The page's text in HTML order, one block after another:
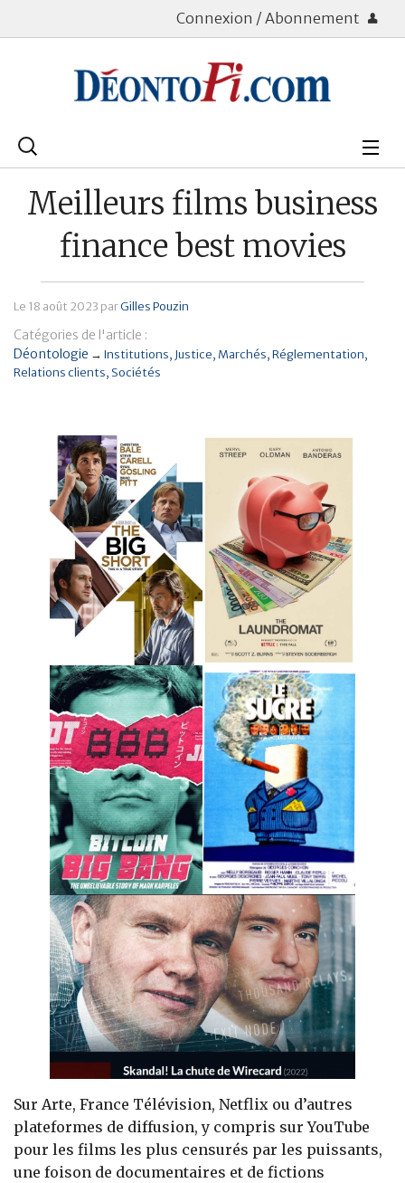
Connexion / Abonnement
Rechercher
Déontologie
Assurance Vie
Patrimoine
Meilleurs films business
finance best movies
Le 18 août 2023 parGilles Pouzin
Catégories de l'article :
Déontologie → Institutions Justice Marchés Réglementation
Relations clients Sociétés
Sur Arte, France Télévision, Netflix ou d’autres
plateformes de diffusion, y compris sur YouTube
pour les films les plus censurés par les puissants,
une foison de documentaires et de fictions